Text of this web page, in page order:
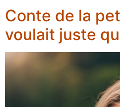
Conte de la
voulait juste